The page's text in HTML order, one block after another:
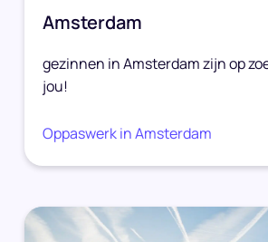
Amsterdam
gezinnen in Amsterdam zijn op
jou!
Oppaswerk in Amsterdam